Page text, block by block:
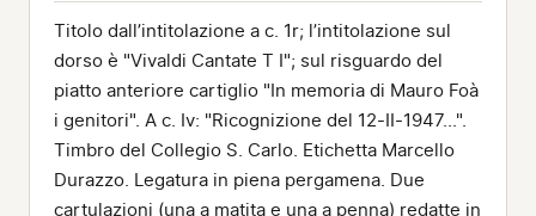
Titolo dall’intitolazione a c. 1r; l’intitolazione sul
dorso è "Vivaldi Cantate T I"; sul risguardo del
piatto anteriore cartiglio "In memoria di Mauro Foà
i genitori". A c. Iv: "Ricognizione del 12-II-1947...".
Timbro del Collegio S. Carlo. Etichetta Marcello
Durazzo. Legatura in piena pergamena. Due
cartulazioni (una a matita e una a penna) redatte in